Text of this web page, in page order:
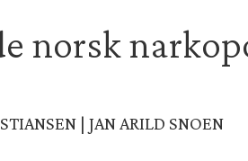
norsk
| JAN ARILD SNOEN